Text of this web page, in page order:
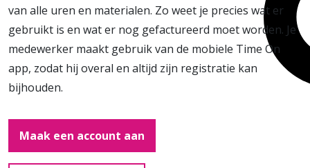
van alle uren en materialen. Zo weet je precies wat er
gebruikt is en wat er nog gefactureerd moet worden. Je
medewerker maakt gebruik van de mobiele Time On
app, zodat hij overal en altijd zijn registratie kan
bijhouden.
Maak een account aan